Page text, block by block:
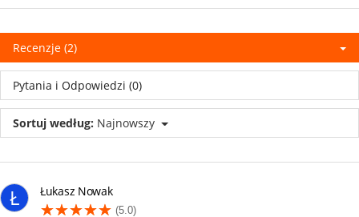
Recenzje (2)
Pytania i Odpowiedzi (0)
Sortuj według: Najnowszy
Ł Łukasz Nowak
(5.0)